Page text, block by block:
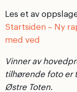
Les et av
Startsiden – Ny
med ved
Vinner av
tilhørende foto er
Østre Toten.